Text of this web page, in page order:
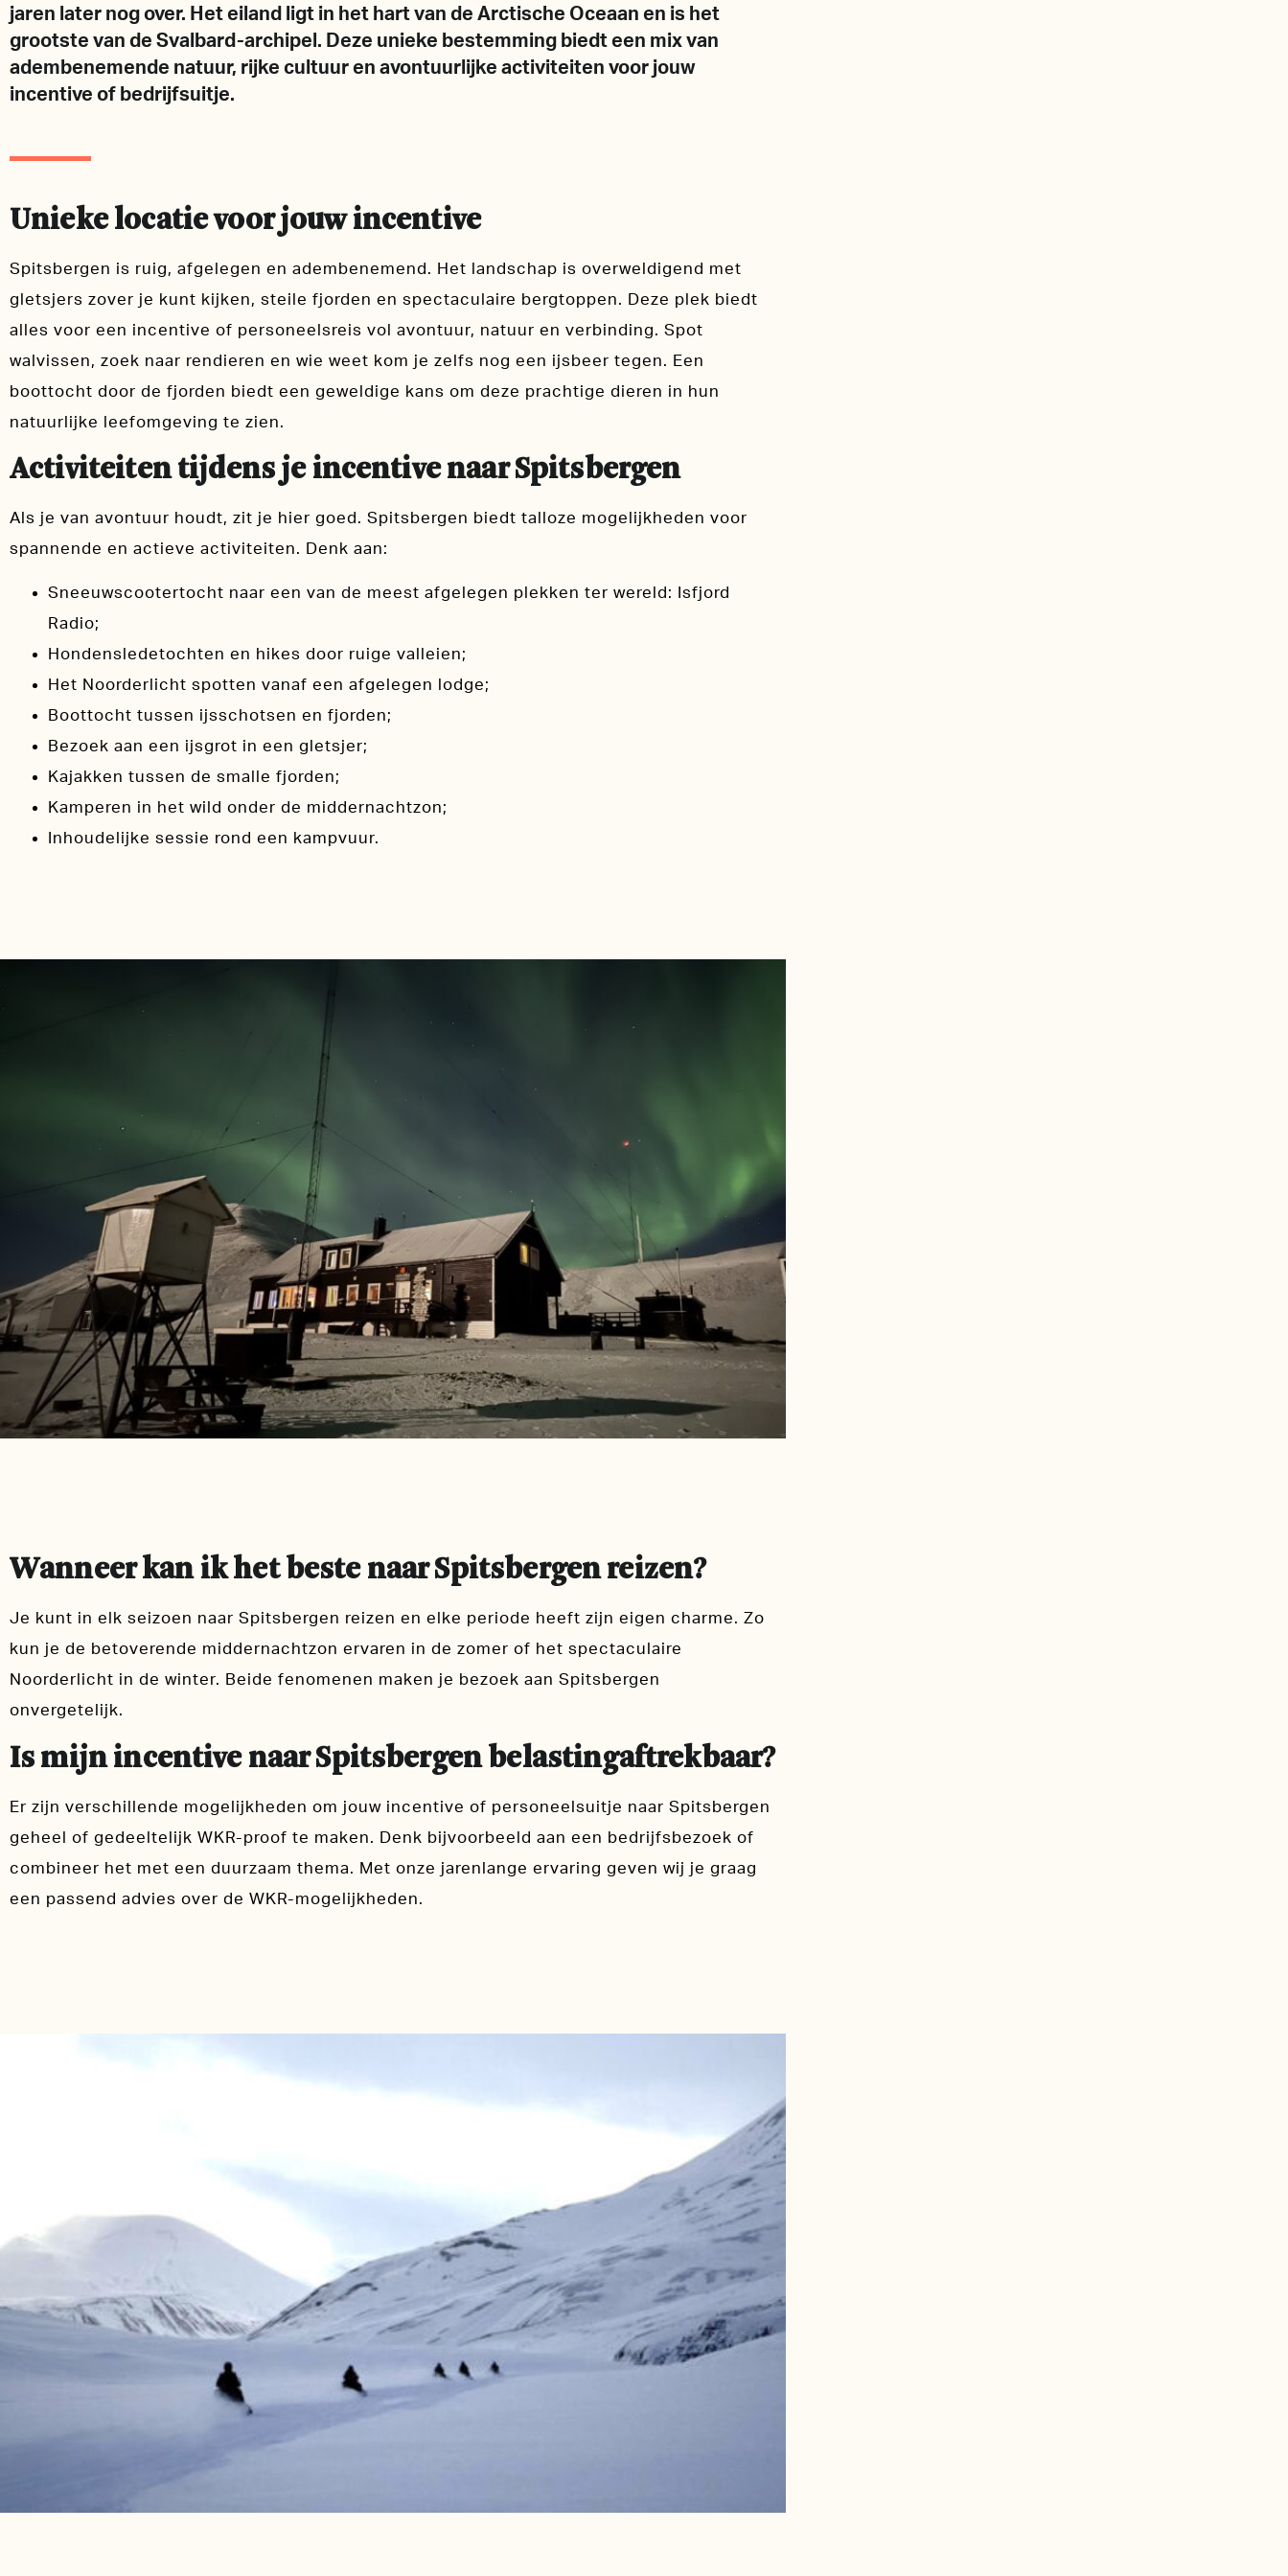
jaren later nog over. Het eiland ligt in het hart van de Arctische Oceaan en is het
grootste van de Svalbard-archipel. Deze unieke bestemming biedt een mix van
adembenemende natuur, rijke cultuur en avontuurlijke activiteiten voor jouw
incentive of bedrijfsuitje.
Unieke locatie voor jouw incentive
Spitsbergen is ruig, afgelegen en adembenemend. Het landschap is overweldigend met
gletsjers zover je kunt kijken, steile fjorden en spectaculaire bergtoppen. Deze plek biedt
alles voor een incentive of personeelsreis vol avontuur, natuur en verbinding. Spot
walvissen, zoek naar rendieren en wie weet kom je zelfs nog een ijsbeer tegen. Een
boottocht door de fjorden biedt een geweldige kans om deze prachtige dieren in hun
natuurlijke leefomgeving te zien.
Activiteiten tijdens je incentive naar Spitsbergen
Als je van avontuur houdt, zit je hier goed. Spitsbergen biedt talloze mogelijkheden voor
spannende en actieve activiteiten. Denk aan:
Sneeuwscootertocht naar een van de meest afgelegen plekken ter wereld: Isfjord
Radio;
Hondensledetochten en hikes door ruige valleien;
Het Noorderlicht spotten vanaf een afgelegen lodge;
Boottocht tussen ijsschotsen en fjorden;
Bezoek aan een ijsgrot in een gletsjer;
Kajakken tussen de smalle fjorden;
Kamperen in het wild onder de middernachtzon;
Inhoudelijke sessie rond een kampvuur.
Wanneer kan ik het beste naar Spitsbergen reizen?
Je kunt in elk seizoen naar Spitsbergen reizen en elke periode heeft zijn eigen charme. Zo
kun je de betoverende middernachtzon ervaren in de zomer of het spectaculaire
Noorderlicht in de winter. Beide fenomenen maken je bezoek aan Spitsbergen
onvergetelijk.
Is mijn incentive naar Spitsbergen belastingaftrekbaar?
Er zijn verschillende mogelijkheden om jouw incentive of personeelsuitje naar Spitsbergen
geheel of gedeeltelijk WKR-proof te maken. Denk bijvoorbeeld aan een bedrijfsbezoek of
combineer het met een duurzaam thema. Met onze jarenlange ervaring geven wij je graag
een passend advies over de WKR-mogelijkheden.